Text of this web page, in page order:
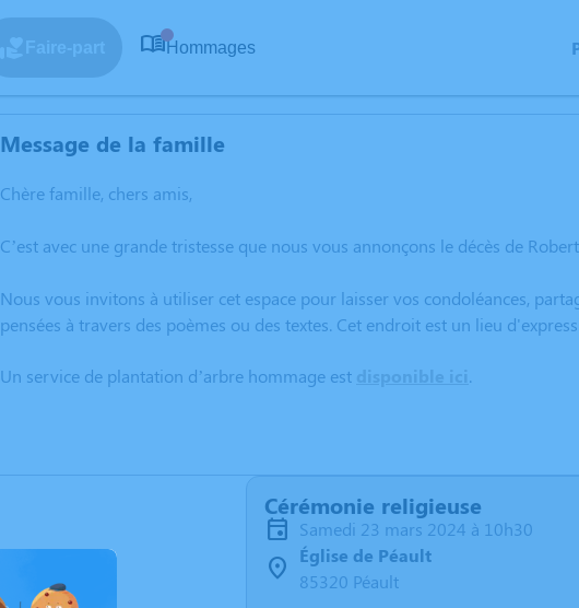
Hommages
Message de la famille
Chère famille, chers amis,
C’est avec une grande tristesse que nous vous annonçons le décès de
Nous vous invitons à utiliser cet espace pour laisser vos condoléances,
pensées à travers des poèmes ou des textes. Cet endroit est un lieu
Un service de plantation d’arbre hommage est .
Cérémonie religieuse
samedi 23 mars 2024 à 10h30
Église de Péault
85320 Péault